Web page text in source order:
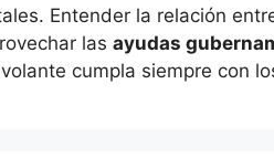
Entender la relación
las ayudas
cumpla siempre con